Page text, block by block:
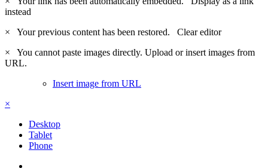
instead
×
Your previous content has been restored. Clear editor
×
You cannot paste images directly. Upload or insert images from
URL.
Insert image from URL
×
Desktop
Tablet
Phone